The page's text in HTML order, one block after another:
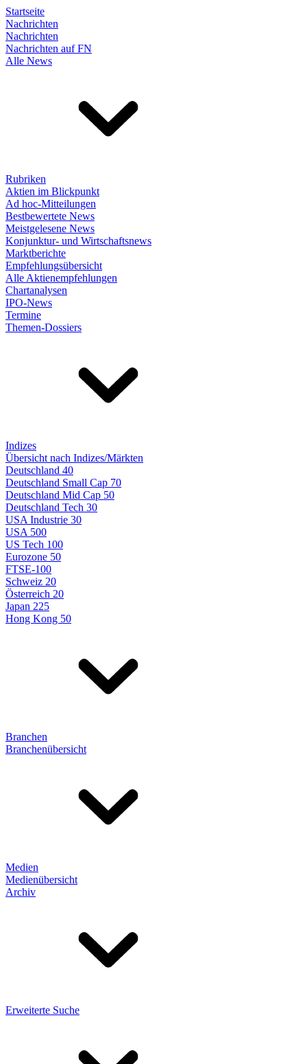
Startseite
Nachrichten
Nachrichten
Nachrichten auf FN
Alle News
Rubriken
Aktien im Blickpunkt
Ad hoc-Mitteilungen
Bestbewertete News
Meistgelesene News
Konjunktur- und Wirtschaftsnews
Marktberichte
Empfehlungsübersicht
Alle Aktienempfehlungen
Chartanalysen
IPO-News
Termine
Themen-Dossiers
Indizes
Übersicht nach Indizes/Märkten
Deutschland 40
Deutschland Small Cap 70
Deutschland Mid Cap 50
Deutschland Tech 30
USA Industrie 30
USA 500
US Tech 100
Eurozone 50
FTSE-100
Schweiz 20
Österreich 20
Japan 225
Hong Kong 50
Branchen
Branchenübersicht
Medien
Medienübersicht
Archiv
Erweiterte Suche